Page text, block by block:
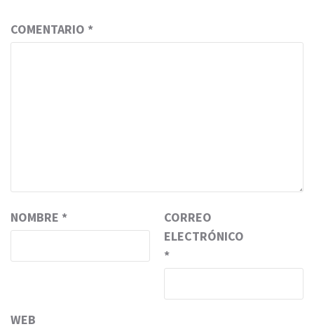
COMENTARIO *
NOMBRE *
CORREO
ELECTRÓNICO
*
WEB